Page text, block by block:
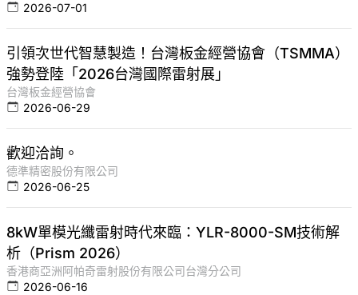
2026-07-01
引領次世代智慧製造！台灣板金經營協會（TSMMA）
強勢登陸「2026台灣國際雷射展」
台灣板金經營協會
2026-06-29
歡迎洽詢。
德準精密股份有限公司
2026-06-25
8kW單模光纖雷射時代來臨：YLR-8000-SM技術解
析（Prism 2026）
香港商亞洲阿帕奇雷射股份有限公司台灣分公司
2026-06-16